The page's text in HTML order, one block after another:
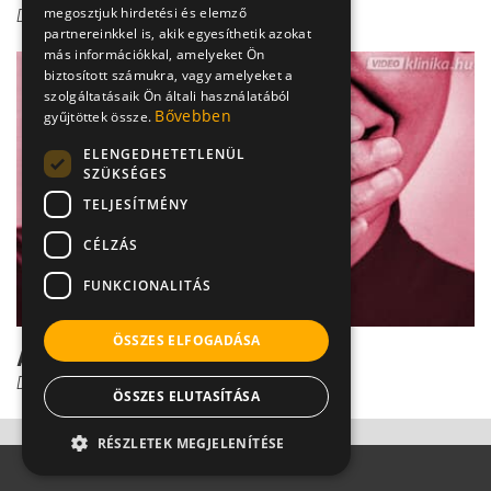
Dr. Tisza Tímea
Az ajakherpesz diagnózisa
Dr. Tisza Tímea
megosztjuk hirdetési és elemző
partnereinkkel is, akik egyesíthetik azokat
más információkkal, amelyeket Ön
biztosított számukra, vagy amelyeket a
szolgáltatásaik Ön általi használatából
gyűjtöttek össze. Bővebben
ELENGEDHETETLENÜL
SZÜKSÉGES
TELJESÍTMÉNY
CÉLZÁS
FUNKCIONALITÁS
ÖSSZES ELFOGADÁSA
ÖSSZES ELUTASÍTÁSA
RÉSZLETEK MEGJELENÍTÉSE